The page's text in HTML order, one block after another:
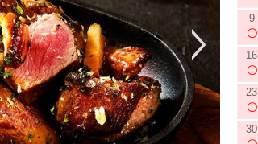
9
16
23
30